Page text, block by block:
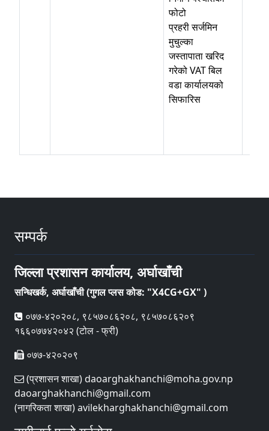
फोटो
प्रहरी सर्जमिन
मुचुल्का
जस्तापाता खरिद
गरेको VAT बिल
वडा कार्यालयको
सिफारिस
सम्पर्क
जिल्ला प्रशासन कार्यालय, अर्घाखाँची
सन्धिखर्क, अर्घाखाँची (गुगल प्लस कोड: "X4CG+GX" )
०७७-४२०२०८, ९८५७०८६२०८, ९८५७०८६२०९
१६६०७७४२०४२ (टोल - फ्री)
०७७-४२०२०९
(प्रशासन शाखा) daoarghakhanchi@moha.gov.np
daoarghakhanchi@gmail.com
(नागरिकता शाखा) avilekharghakhanchi@gmail.com